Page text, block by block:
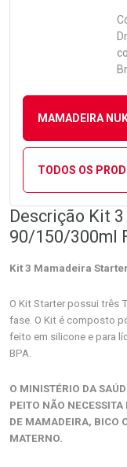
MAMADEIRA
TODOS OS
Descrição Kit
90/150/300ml
Kit 3 Mamadeira
O Kit Starter possui três
fase. O Kit é composto
feito em silicone e para
BPA.
O MINISTÉRIO DA
PEITO NÃO
DE MAMADEIRA, BICO
MATERNO.